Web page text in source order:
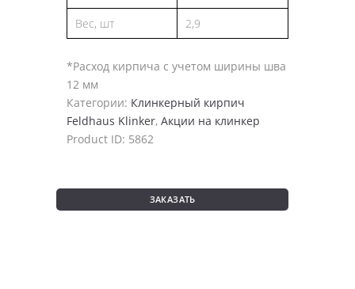
Вес, шт
2,9
*Расход кирпича с учетом ширины шва
12 мм
Категории: Клинкерный кирпич
Feldhaus Klinker, Акции на клинкер
Product ID: 5862
ЗАКАЗАТЬ